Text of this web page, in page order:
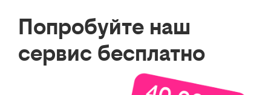
Попробуйте наш
сервис бесплатно